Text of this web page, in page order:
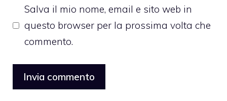
Salva il mio nome, email e sito web in
questo browser per la prossima volta che
commento.